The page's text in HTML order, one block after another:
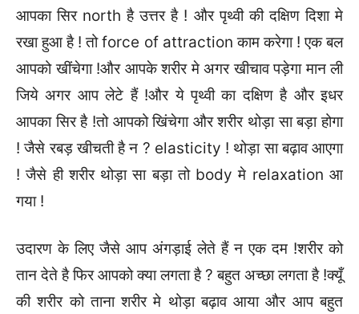
आपका सिर north है उत्तर है ! और पृथ्वी की दक्षिण दिशा मे
रखा हुआ है ! तो force of attraction काम करेगा ! एक बल
आपको खींचेगा !और आपके शरीर मे अगर खीचाव पड़ेगा मान ली
जिये अगर आप लेटे हैं !और ये पृथ्वी का दक्षिण है और इधर
आपका सिर है !तो आपको खिंचेगा और शरीर थोड़ा सा बड़ा होगा
! जैसे रबड़ खीचती है न ? elasticity ! थोड़ा सा बढ़ाव आएगा
! जैसे ही शरीर थोड़ा सा बड़ा तो body मे relaxation आ
गया !
उदारण के लिए जैसे आप अंगड़ाई लेते हैं न एक दम !शरीर को
तान देते है फिर आपको क्या लगता है ? बहुत अच्छा लगता है !क्यूँ
की शरीर को ताना शरीर मे थोड़ा बढ़ाव आया और आप बहुत